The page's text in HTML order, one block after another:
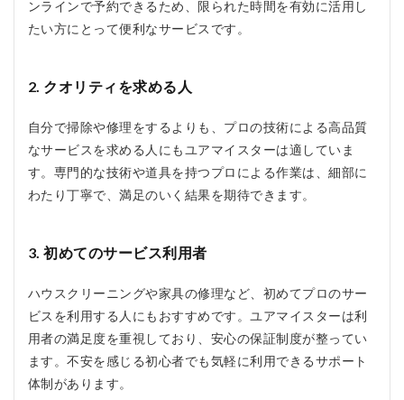
か？
ービス
提供エ
どの地
域です
か？
5.2.7
スの日
はでき
ます
か？
ンラインで予約できるため、限られた時間を有効に活用し
たい方にとって便利なサービスです。
2. クオリティを求める人
自分で掃除や修理をするよりも、プロの技術による高品質
なサービスを求める人にもユアマイスターは適していま
す。専門的な技術や道具を持つプロによる作業は、細部に
わたり丁寧で、満足のいく結果を期待できます。
3. 初めてのサービス利用者
ハウスクリーニングや家具の修理など、初めてプロのサー
ビスを利用する人にもおすすめです。ユアマイスターは利
用者の満足度を重視しており、安心の保証制度が整ってい
ます。不安を感じる初心者でも気軽に利用できるサポート
体制があります。